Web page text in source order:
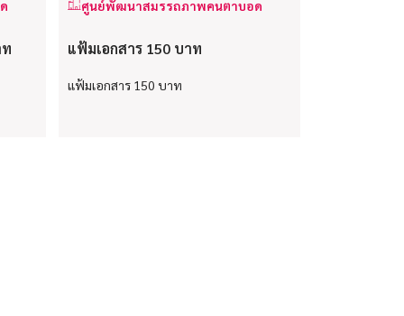
ศูนย์พัฒนาสมรรถภาพคนตาบอด
แฟ้มเอกสาร 150 บาท
แฟ้มเอกสาร 150 บาท